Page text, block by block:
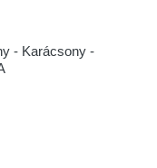
- Karácsony -